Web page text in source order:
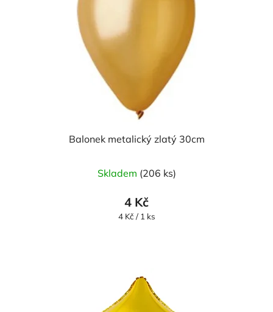
Balonek metalický zlatý 30cm
Skladem (206 ks)
4 Kč
Měrná
4 Kč / 1 ks